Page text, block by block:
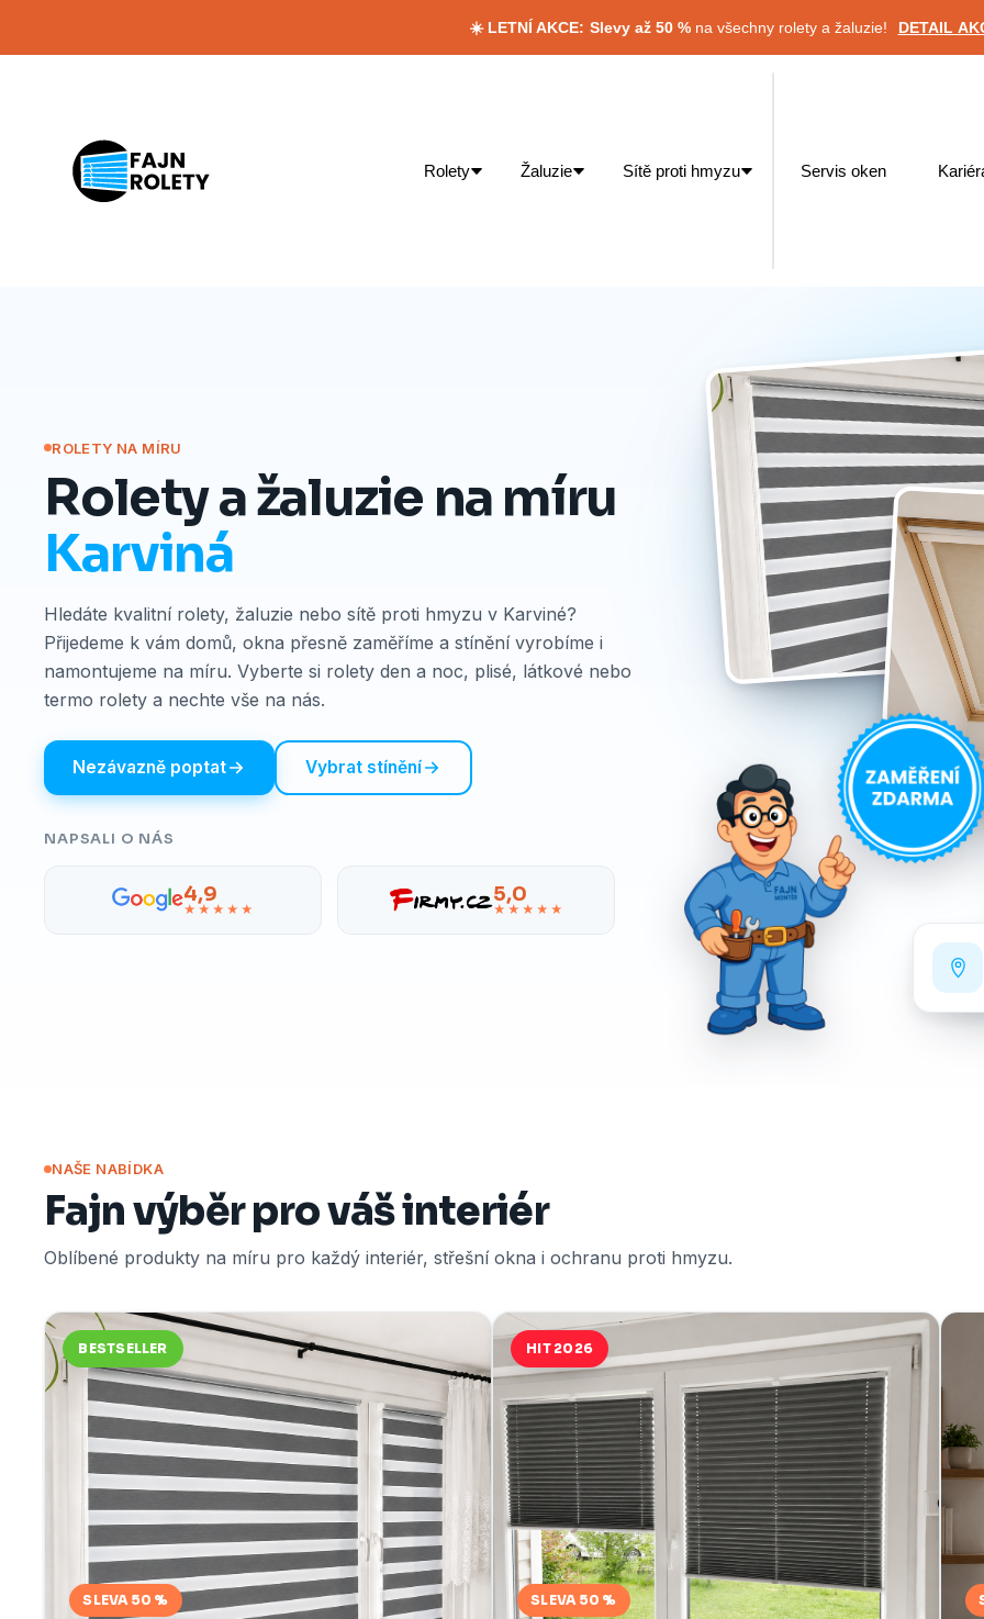
☀️ LETNÍ AKCE: Slevy až 50 %na všechny rolety a žaluzie! DETAIL
Rolety Žaluzie Sítě proti hmyzu Servis oken
ROLETY NA MÍRU
Rolety a žaluzie na míru
Karviná
Hledáte kvalitní rolety, žaluzie nebo sítě proti hmyzu v Karviné?
Přijedeme k vám domů, okna přesně zaměříme a stínění vyrobíme i
namontujeme na míru. Vyberte si rolety den a noc, plisé, látkové nebo
termo rolety a nechte vše na nás.
Nezávazně poptat Vybrat stínění
NAPSALI O NÁS
4,9
★★★★★
5,0
★★★★★
NAŠE NABÍDKA
Fajn výběr pro váš interiér
Oblíbené produkty na míru pro každý interiér, střešní okna i ochranu proti hmyzu.
BESTSELLER
SLEVA 50 %
HIT 2026
SLEVA 50 %